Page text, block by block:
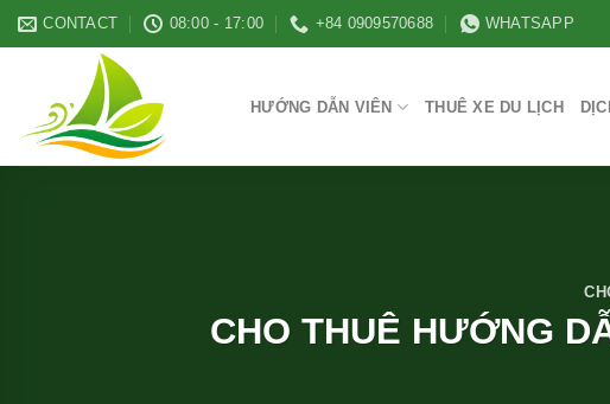
Skip
to
CONTACT 08:00 - 17:00 +84 0909570688 WHATSAPP
HƯỚNG DẪN VIÊN THUÊ XE DU LỊCH
CHO THUÊ HƯỚNG